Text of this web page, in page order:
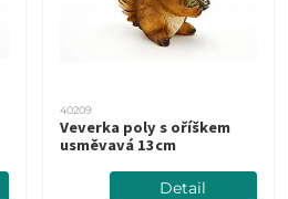
40209
Veverka poly s oříškem
usměvavá 13cm
Detail